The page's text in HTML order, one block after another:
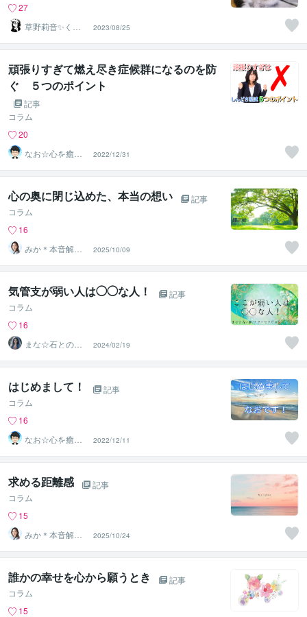
27
草野莉音✨くさ
のりお
2023/08/25
頑張りすぎて燃え尽き症候群になるのを防
ぐ ５つのポイント
記事
コラム
20
なお☆心を癒や
すカウンセラー
2022/12/31
心の奥に閉じ込めた、本当の想い
記事
コラム
16
みか＊本音解放
サポーター
2025/10/09
気管支が弱い人は◯◯な人！
記事
コラム
16
まな☆石との絆
を整える占い師
＆セラピスト
2024/02/19
はじめまして！
記事
コラム
16
なお☆心を癒や
すカウンセラー
2022/12/11
求める距離感
記事
コラム
15
みか＊本音解放
サポーター
2025/10/24
誰かの幸せを心から願うとき
記事
コラム
15